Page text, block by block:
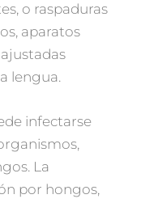
o raspaduras
aparatos
lengua.
infectarse
La
por hongos,